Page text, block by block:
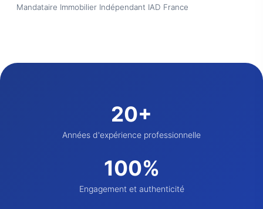
Mandataire Immobilier Indépendant IAD France
20+
Années d'expérience professionnelle
100%
Engagement et authenticité